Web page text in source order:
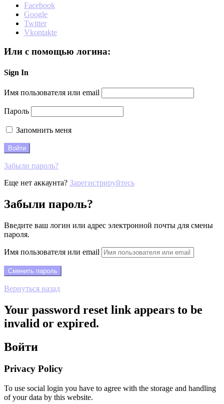
Facebook
Google
Twitter
Vkontakte
Или с помощью логина:
Sign In
Имя пользователя или email
Пароль
Запомнить меня
Забыли пароль?
Еще нет аккаунта? Зарегистрируйтесь
Забыли пароль?
Введите ваш логин или адрес электронной почты для смены
пароля.
Имя пользователя или email
Вернуться назад
Your password reset link appears to be
invalid or expired.
Войти
Privacy Policy
To use social login you have to agree with the storage and handling
of your data by this website.